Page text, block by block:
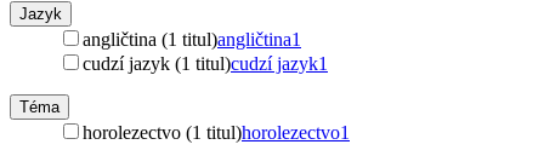
Jazyk
angličtina (1 titul)angličtina1
cudzí jazyk (1 titul)cudzí jazyk1
Téma
horolezectvo (1 titul)horolezectvo1